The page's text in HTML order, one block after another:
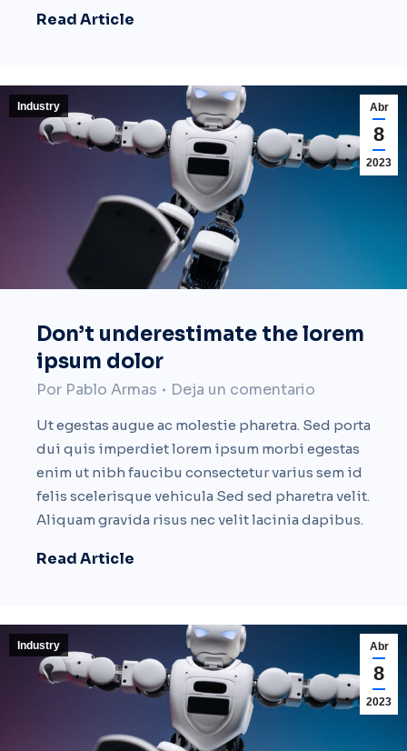
Read Article
Abr
8
2023
Industry
Don’t underestimate the lorem
ipsum dolor
Por Pablo Armas Deja un comentario
Ut egestas augue ac molestie pharetra. Sed porta
dui quis imperdiet lorem ipsum morbi egestas
enim ut nibh faucibu consectetur varius sem id
felis scelerisque vehicula Sed sed pharetra velit.
Aliquam gravida risus nec velit lacinia dapibus.
Read Article
Abr
8
2023
Industry